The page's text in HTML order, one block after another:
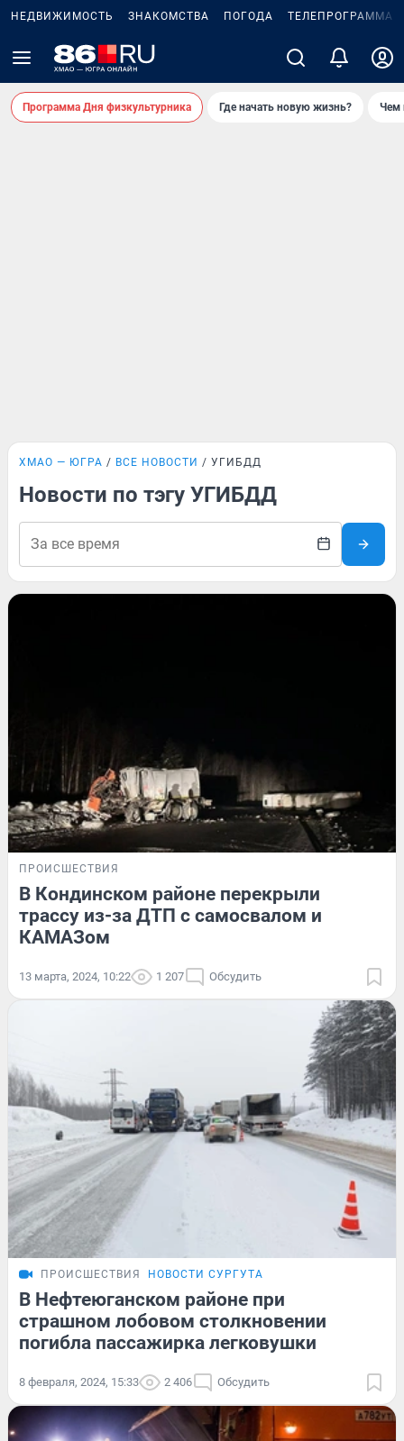
НЕДВИЖИМОСТЬ ЗНАКОМСТВА ПОГОДА ТЕЛЕПРОГРАММА
Программа Дня физкультурника Где начать новую жизнь? Чем
ХМАО — ЮГРА ВСЕ НОВОСТИ УГИБДД
Новости по тэгу УГИБДД
ПРОИСШЕСТВИЯ
В Кондинском районе перекрыли
трассу из-за ДТП с самосвалом и
КАМАЗом
13 марта, 2024, 10:22 1 207 Обсудить
ПРОИСШЕСТВИЯ НОВОСТИ СУРГУТА
В Нефтеюганском районе при
страшном лобовом столкновении
погибла пассажирка легковушки
8 февраля, 2024, 15:33 2 406 Обсудить